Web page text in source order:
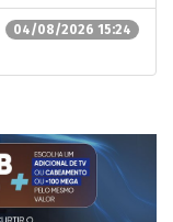
04/08/2026 15:24